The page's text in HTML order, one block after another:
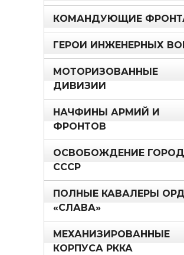
КОМАНДУЮЩИЕ
ГЕРОИ ИНЖЕНЕРНЫХ
МОТОРИЗОВАННЫЕ
ДИВИЗИИ
НАЧФИНЫ АРМИЙ И
ФРОНТОВ
ОСВОБОЖДЕНИЕ
СССР
ПОЛНЫЕ КАВАЛЕРЫ
«СЛАВА»
МЕХАНИЗИРОВАННЫЕ
КОРПУСА РККА